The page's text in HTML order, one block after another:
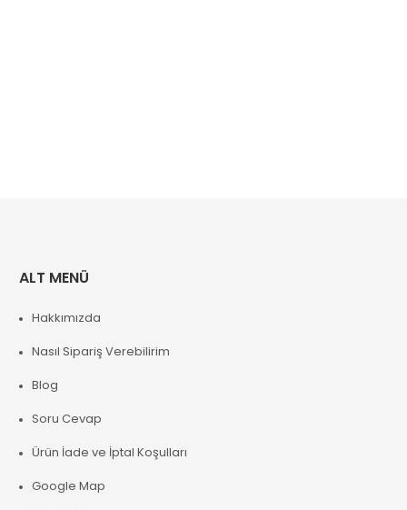
ALT MENÜ
Hakkımızda
Nasıl Sipariş Verebilirim
Blog
Soru Cevap
Ürün İade ve İptal Koşulları
Google Map